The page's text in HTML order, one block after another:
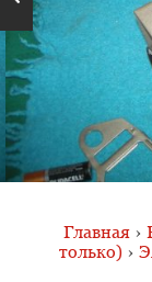
Главная ›
только) ›